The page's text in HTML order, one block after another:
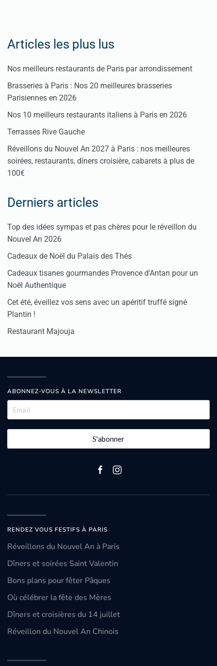
Articles les plus lus
Nos meilleurs restaurants de Paris par arrondissement
Brasseries à Paris : Nos 20 meilleures brasseries
Parisiennes en 2026
Nos 10 meilleurs restaurants italiens à Paris en 2026
Terrasses Rive Gauche
Réveillons du Nouvel An 2027 à Paris : nos meilleures
soirées, restaurants, dîners croisière, cabarets à plus de
100€
Derniers articles
Top des idées sympas et pas chères pour le réveillon du
Nouvel An 2026
Cadeaux de Noël du Palais des Thés
Cadeaux tisanes gourmandes Provence d'Antan pour un
Noël Authentique
Cet été, éveillez vos sens avec un apéritif truffé signé
Plantin !
Restaurant Majouja
ABONNEZ-VOUS À LA NEWSLETTER
S'abonner
RENDEZ VOUS FESTIFS À PARIS
Réveillons du Nouvel An à Paris
Dîners et soirées Saint Valentin
Bons plans pour fêter Pâques
Où célébrer la fête des Mères
Dîners et croisières du 14 juillet
Réveillon du Nouvel An Chinois